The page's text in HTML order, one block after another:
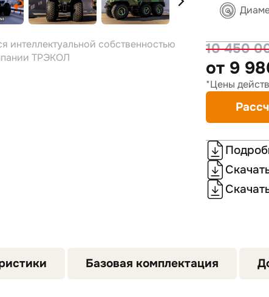
интеллектуальной собственностью
ТРЭКОЛ
10 450
от 9
*Цены
Базовая комплектация